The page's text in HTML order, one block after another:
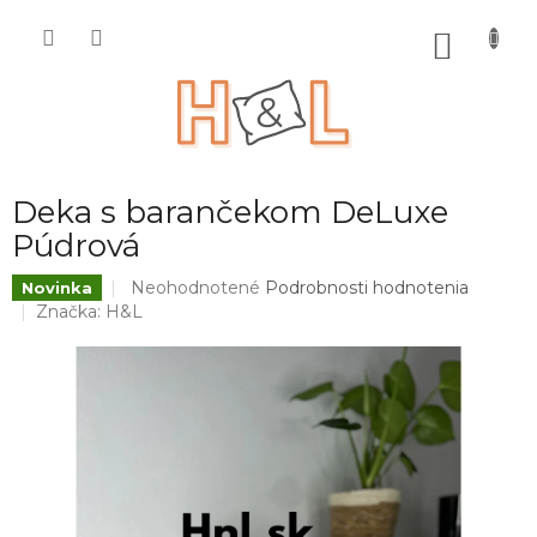
Deka s barančekom DeLuxe
Púdrová
Novinka
Priemerné
hodnotenie
Neohodnotené Podrobnosti hodnotenia
Značka: H&L